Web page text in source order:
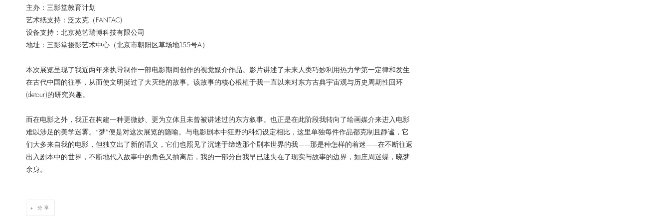
主办：三影堂教育计划
艺术纸支持：泛太克（FANTAC)
设备支持：北京苑艺瑞博科技有限公司
地址：三影堂摄影艺术中心（北京市朝阳区草场地155号A）
本次展览呈现了我近两年来执导制作一部电影期间创作的视觉媒介作品。影片讲述了未来人类巧妙利用热力学第一定律和发生
在古代中国的往事，从而使文明挺过了大灭绝的故事。该故事的核心根植于我一直以来对东方古典宇宙观与历史周期性回环
(detour)的研究兴趣。
而在电影之外，我正在构建一种更微妙、更为立体且未曾被讲述过的东方叙事。也正是在此阶段我转向了绘画媒介来进入电影
难以涉足的美学迷雾。“梦”便是对这次展览的隐喻。与电影剧本中狂野的科幻设定相比，这里单独每件作品都克制且静谧，它
们大多来自我的电影，但独立出了新的语义，它们也照见了沉迷于缔造那个剧本世界的我——那是种怎样的着迷——在不断往返
出入剧本中的世界，不断地代入故事中的角色又抽离后，我的一部分自我早已迷失在了现实与故事的边界，如庄周迷蝶，晓梦
余身。
分享